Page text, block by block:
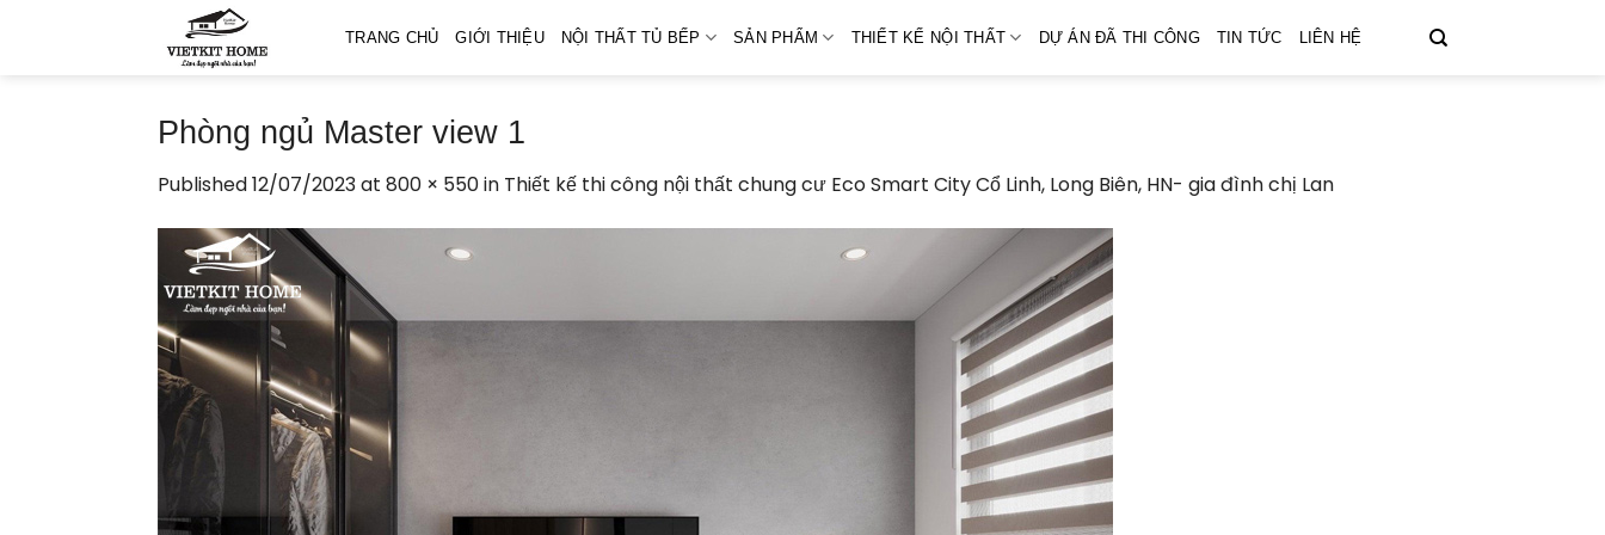
TRANG CHỦ GIỚI THIỆU NỘI THẤT TỦ BẾP SẢN PHẨM THIẾT KẾ NỘI THẤT DỰ ÁN ĐÃ THI CÔNG TIN TỨC LIÊN HỆ
Phòng ngủ Master view 1
Published12/07/2023at 800 × 550in Thiết kế thi công nội thất chung cư Eco Smart City Cổ Linh, Long Biên, HN- gia đình chị Lan